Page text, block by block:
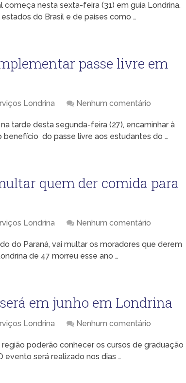
começa nesta sexta-feira (31) em guia Londrina.
do Brasil e de países como …
passe livre em
Londrina Nenhum comentário
tarde desta segunda-feira (27), encaminhar à
benefício do passe livre aos estudantes do …
quem der comida para
Londrina Nenhum comentário
do Paraná, vai multar os moradores que derem
de 47 morreu esse ano …
em junho em Londrina
Londrina Nenhum comentário
poderão conhecer os cursos de graduação
evento será realizado nos dias …